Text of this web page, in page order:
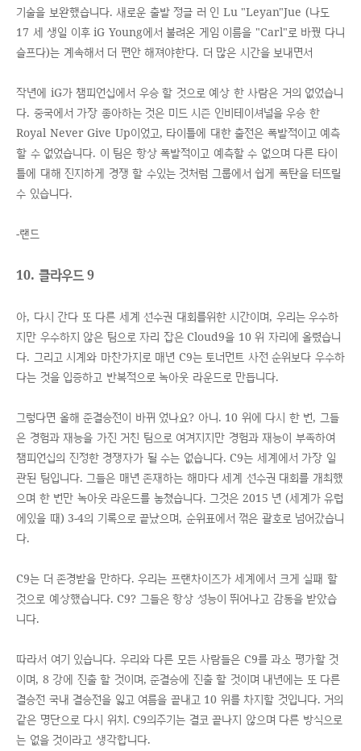
기술을 보완했습니다. 새로운 출발 정글 러 인 Lu "Leyan"Jue (나도
17 세 생일 이후 iG Young에서 불려온 게임 이름을 "Carl"로 바꿨 다니
슬프다)는 계속해서 더 편안 해져야한다. 더 많은 시간을 보내면서
작년에 iG가 챔피언십에서 우승 할 것으로 예상 한 사람은 거의 없었습니
다. 중국에서 가장 좋아하는 것은 미드 시즌 인비테이셔널을 우승 한
Royal Never Give Up이었고, 타이틀에 대한 출전은 폭발적이고 예측
할 수 없었습니다. 이 팀은 항상 폭발적이고 예측할 수 없으며 다른 타이
틀에 대해 진지하게 경쟁 할 수있는 것처럼 그룹에서 쉽게 폭탄을 터뜨릴
수 있습니다.
-랜드
10. 클라우드 9
아, 다시 간다 또 다른 세계 선수권 대회를위한 시간이며, 우리는 우수하
지만 우수하지 않은 팀으로 자리 잡은 Cloud9을 10 위 자리에 올렸습니
다. 그리고 시계와 마찬가지로 매년 C9는 토너먼트 사전 순위보다 우수하
다는 것을 입증하고 반복적으로 녹아웃 라운드로 만듭니다.
그렇다면 올해 준결승전이 바뀌 었나요? 아니. 10 위에 다시 한 번, 그들
은 경험과 재능을 가진 거친 팀으로 여겨지지만 경험과 재능이 부족하여
챔피언십의 진정한 경쟁자가 될 수는 없습니다. C9는 세계에서 가장 일
관된 팀입니다. 그들은 매년 존재하는 해마다 세계 선수권 대회를 개최했
으며 한 번만 녹아웃 라운드를 놓쳤습니다. 그것은 2015 년 (세계가 유럽
에있을 때) 3-4의 기록으로 끝났으며, 순위표에서 꺾은 괄호로 넘어갔습니
다.
C9는 더 존경받을 만하다. 우리는 프랜차이즈가 세계에서 크게 실패 할
것으로 예상했습니다. C9? 그들은 항상 성능이 뛰어나고 감동을 받았습
니다.
따라서 여기 있습니다. 우리와 다른 모든 사람들은 C9를 과소 평가할 것
이며, 8 강에 진출 할 것이며, 준결승에 진출 할 것이며 내년에는 또 다른
결승전 국내 결승전을 잃고 여름을 끝내고 10 위를 차지할 것입니다. 거의
같은 명단으로 다시 위치. C9의주기는 결코 끝나지 않으며 다른 방식으로
는 없을 것이라고 생각합니다.